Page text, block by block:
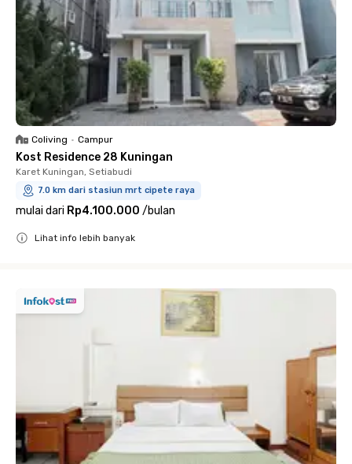
Coliving • Campur
Kost Residence 28 Kuningan
Karet Kuningan, Setiabudi
7.0 km dari stasiun mrt cipete raya
mulai dari Rp4.100.000 /bulan
Lihat info lebih banyak